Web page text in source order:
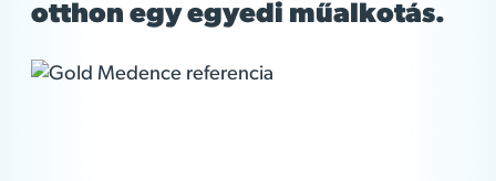
otthon egy egyedi műalkotás.